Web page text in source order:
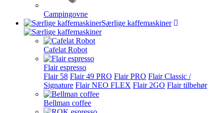
Campingovne
Særlige kaffemaskiner
Cafelat Robot
Flair espresso
Flair 58 Flair 49 PRO Flair PRO Flair Classic /
Signature Flair NEO FLEX Flair 2GO Flair tilbehør
Bellman coffee